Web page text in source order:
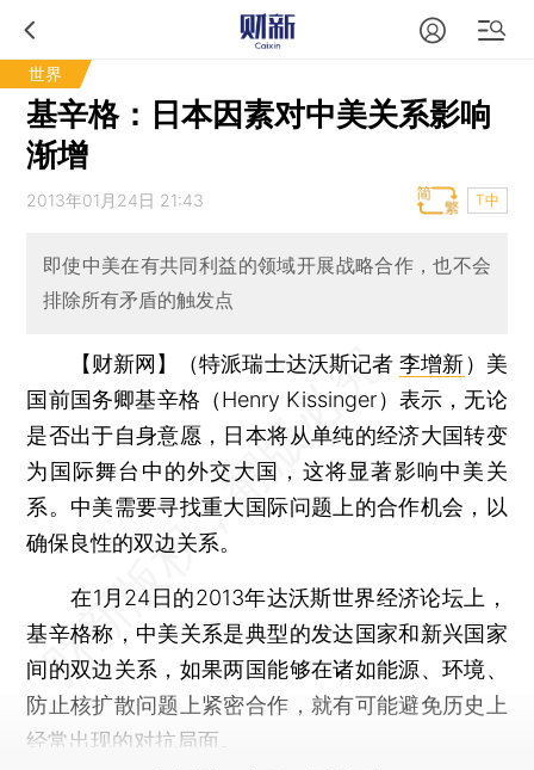
世界
基辛格：日本因素对中美关系影响
渐增
2013年01月24日 21:43 T中
即使中美在有共同利益的领域开展战略合作，也不会
排除所有矛盾的触发点
【财新网】（特派瑞士达沃斯记者李增新） 美
国前国务卿基辛格（Henry Kissinger）表示，无论
是否出于自身意愿，日本将从单纯的经济大国转变
为国际舞台中的外交大国，这将显著影响中美关
系。中美需要寻找重大国际问题上的合作机会，以
确保良性的双边关系。
在1月24日的2013年达沃斯世界经济论坛上，
基辛格称，中美关系是典型的发达国家和新兴国家
间的双边关系，如果两国能够在诸如能源、环境、
防止核扩散问题上紧密合作，就有可能避免历史上
经常出现的对抗局面。